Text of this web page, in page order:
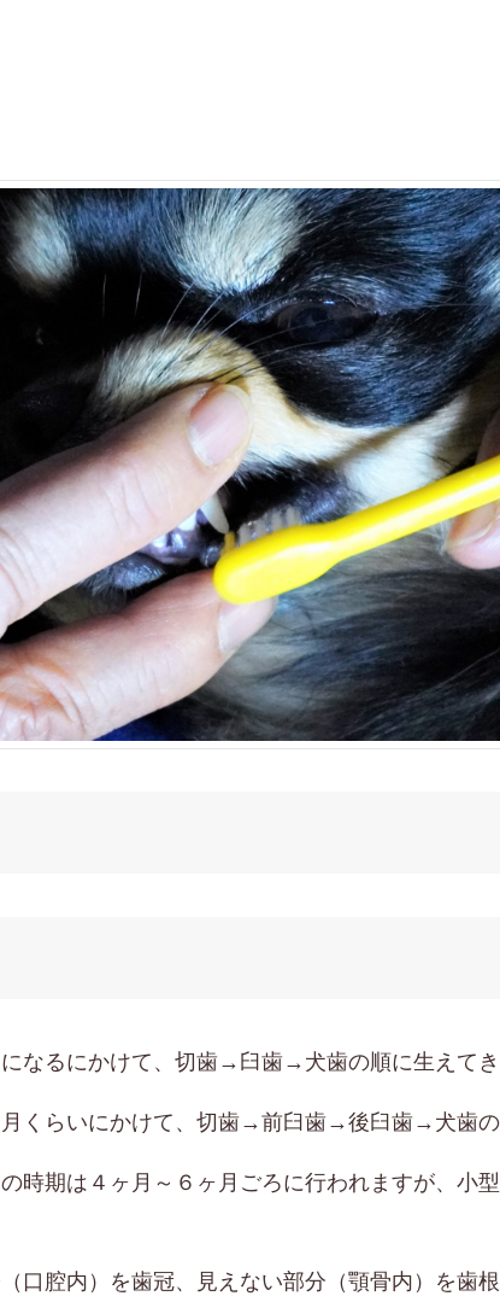
なるにかけて、切歯→臼歯→犬歯の順に生えて
くらいにかけて、切歯→前臼歯→後臼歯→犬歯
時期は４ヶ月～６ヶ月ごろに行われますが、小
口腔内）を歯冠、見えない部分（顎骨内）を歯